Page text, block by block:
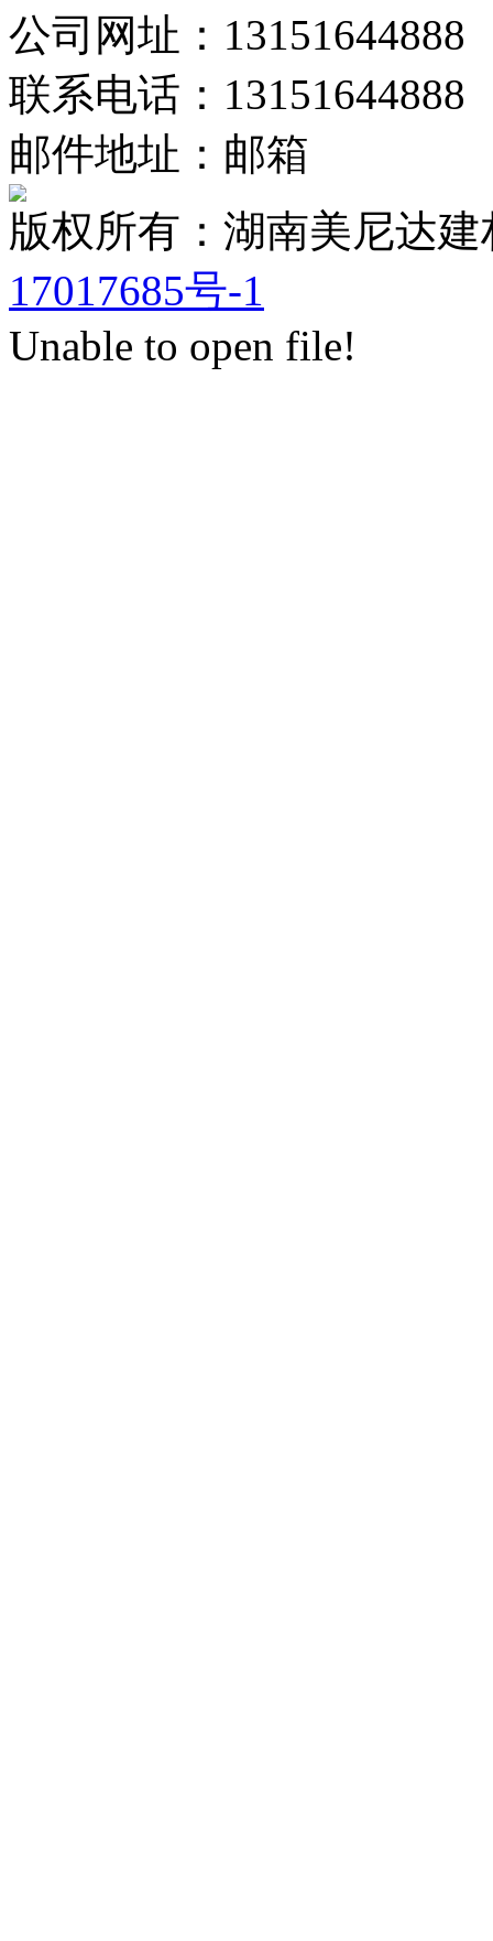
公司网址：13151644888
联系电话：13151644888
邮件地址：邮箱
版权所有：湖南美尼
17017685号-1
Unable to open file!